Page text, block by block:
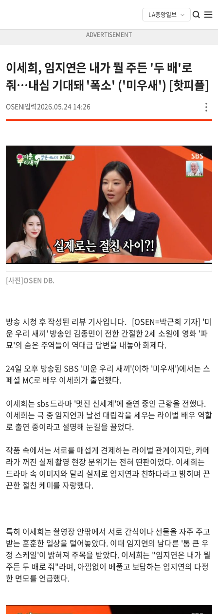
이세희, 임지연은 내가 뭘 주든 '두 배'로
줘…내심 기대돼 '폭소' ('미우새') [핫피플]
OSEN 2026.05.24 14:26
[사진]OSEN DB.
방송 시청 후 작성된 리뷰 기사입니다. [OSEN=박근희 기자] '미
운 우리 새끼' 방송인 김종민이 전한 간절한 2세 소원에 영화 '파
묘'의 숨은 주역들이 역대급 답변을 내놓아 화제다.
24일 오후 방송된 SBS '미운 우리 새끼'(이하 '미우새')에서는 스
페셜 MC로 배우 이세희가 출연했다.
이세희는 sbs 드라마 '멋진 신세계'에 출연 중인 근황을 전했다.
이세희는 극 중 임지연과 날선 대립각을 세우는 라이벌 배우 역할
로 출연 중이라고 설명해 눈길을 끌었다.
작품 속에서는 서로를 매섭게 견제하는 라이벌 관계이지만, 카메
라가 꺼진 실제 촬영 현장 분위기는 전혀 딴판이었다. 이세희는
드라마 속 이미지와 달리 실제로 임지연과 친하다라고 밝히며 끈
끈한 절친 케미를 자랑했다.
특히 이세희는 촬영장 안팎에서 서로 간식이나 선물을 자주 주고
받는 훈훈한 일상을 털어놓았다. 이때 임지연의 남다른 '통 큰 우
정 스케일'이 밝혀져 주목을 받았다. 이세희는 "임지연은 내가 뭘
주든 두 배로 줘"라며, 아낌없이 베풀고 보답하는 임지연의 다정
한 면모를 언급했다.